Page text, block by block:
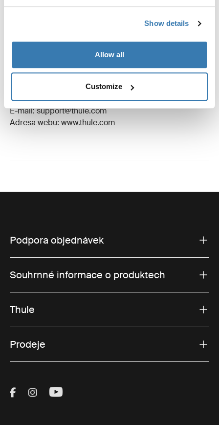
Show details
Allow all
Customize
Recenze
Výrobní informace
Název výrobce: Thule Sweden
Adresa výrobce: Borggatan 5, 335 73 Hillerstorp,
Švédsko
E-mail: support@thule.com
Adresa webu: www.thule.com
Podpora objednávek
Souhrnné informace o produktech
Thule
Prodeje
Visit Thule on Facebook (external link)
Visit Thule on Instagram (external link)
Visit Thule on Youtube (external